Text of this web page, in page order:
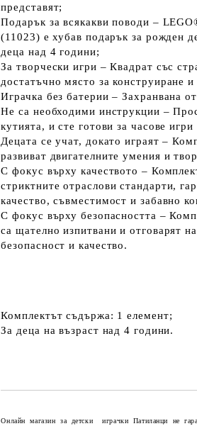
представят;
Подарък за всякакви поводи –
(11023) е хубав подарък за рожден
деца над 4 години;
За творчески игри – Квадрат със
достатъчно място за конструиране
Играчка без батерии – Захранвана
Не са необходими инструкции –
кутията, и сте готови за часове
Децата се учат, докато играят –
развиват двигателните умения и
С фокус върху качеството –
стриктните отраслови стандарти,
качество, съвместимост и забавно
С фокус върху безопасността –
са щателно изпитвани и отговарят
безопасност и качество.
Комплектът съдържа: 1 елемент;
За деца на възраст над 4 години.
Онлайн магазин за детски играчки Патиланци не